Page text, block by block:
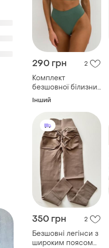
290 грн 2
Комплект
безшовної білизни
з мікрофібри,
Інший
350 грн 2
Безшовні легінси з
широким поясом